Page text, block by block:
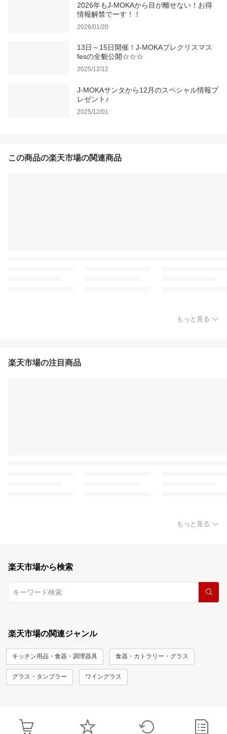
2026年もJ-MOKAから目が離せない！お得
情報解禁でーす！！
2026/01/20
13日～15日開催！J-MOKAプレクリスマス
fesの全貌公開☆☆☆
2025/12/12
J-MOKAサンタから12月のスペシャル情報プ
レゼント♪
2025/12/01
この商品の楽天市場の関連商品
もっと見る
楽天市場の注目商品
もっと見る
楽天市場から検索
楽天市場の関連ジャンル
キッチン用品・食器・調理器具 食器・カトラリー・グラス
グラス・タンブラー ワイングラス